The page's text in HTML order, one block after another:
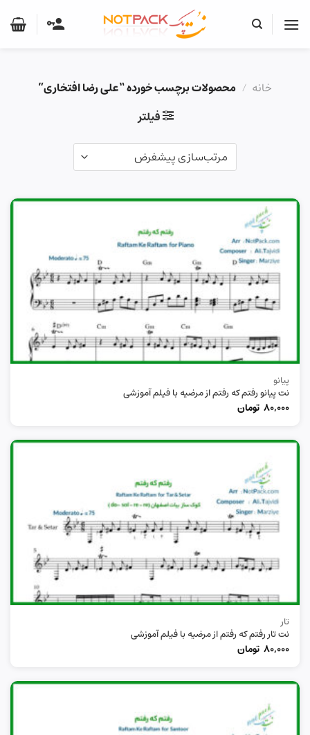
خانه / محصولات برچسب خورده “علی رضا افتخاری”
فیلتر
پیانو
نت پیانو رفتم که رفتم از مرضیه با فیلم آموزشی
80,000 تومان
تار
نت تار رفتم که رفتم از مرضیه با فیلم آموزشی
80,000 تومان